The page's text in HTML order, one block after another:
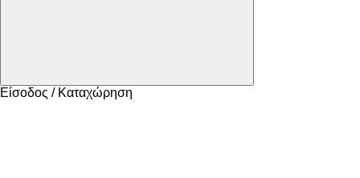
Είσοδος / Καταχώρηση